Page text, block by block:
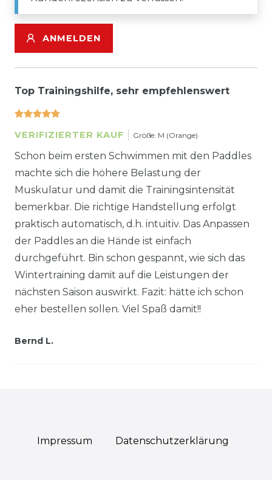
ANMELDEN
Top Trainingshilfe, sehr empfehlenswert
VERIFIZIERTER KAUF Größe: M (Orange)
Schon beim ersten Schwimmen mit den Paddles
machte sich die höhere Belastung der
Muskulatur und damit die Trainingsintensität
bemerkbar. Die richtige Handstellung erfolgt
praktisch automatisch, d.h. intuitiv. Das Anpassen
der Paddles an die Hände ist einfach
durchgeführt. Bin schon gespannt, wie sich das
Wintertraining damit auf die Leistungen der
nächsten Saison auswirkt. Fazit: hätte ich schon
eher bestellen sollen. Viel Spaß damit!!
Bernd L.
Impressum Daten­schutz­erklärung